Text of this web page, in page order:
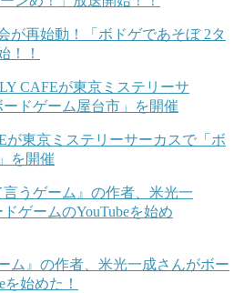
が再始動！「ボドゲであそぼ 2タ
！！
が東京ミステリーサーカスで「ボ
を開催
ム』の作者、米光一成さんがボー
を始めた！